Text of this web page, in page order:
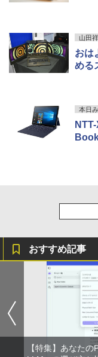
山田
おは
める
本日
おすすめ記事
【特集】あなた